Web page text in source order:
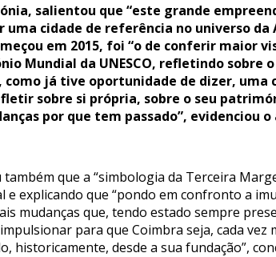
salientou que “este grande
uma cidade de referência no universo
em 2015, foi “o de conferir maior
Mundial da UNESCO, refletindo sobre
como já tive oportunidade de dizer,
sobre si própria, sobre o seu
por que tem passado”, evidenciou
que a “simbologia da Terceira
e explicando que “pondo em confronto a
mudanças que, tendo estado sempre
para que Coimbra seja, cada vez
historicamente, desde a sua fundação”,